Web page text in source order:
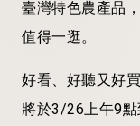
臺灣特色農產品
值得一逛。
好看、好聽又好
將於3/26上午9